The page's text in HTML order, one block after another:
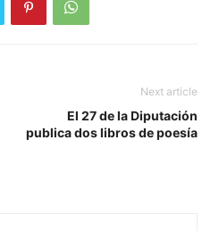
Next article
El 27 de la Diputación
publica dos libros de poesía